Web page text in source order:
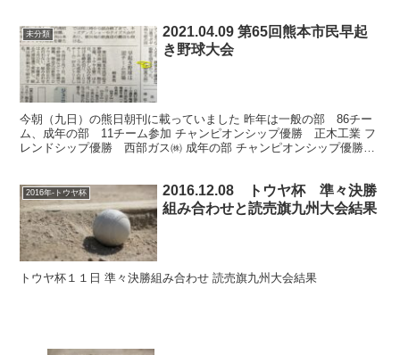
未分類
2021.04.09 第65回熊本市民早起
き野球大会
今朝（九日）の熊日朝刊に載っていました 昨年は一般の部 86チー
ム、成年の部 11チーム参加 チャンピオンシップ優勝 正木工業 フ
レンドシップ優勝 西部ガス㈱ 成年の部 チャンピオンシップ優勝
2016年-トウヤ杯
2016.12.08 トウヤ杯 準々決勝
組み合わせと読売旗九州大会結果
トウヤ杯１１日 準々決勝組み合わせ 読売旗九州大会結果